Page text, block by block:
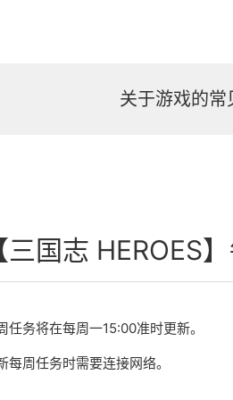
关于游戏的常
三国志 HEROES
任务将在每周一15:00准时更新。
每周任务时需要连接网络。